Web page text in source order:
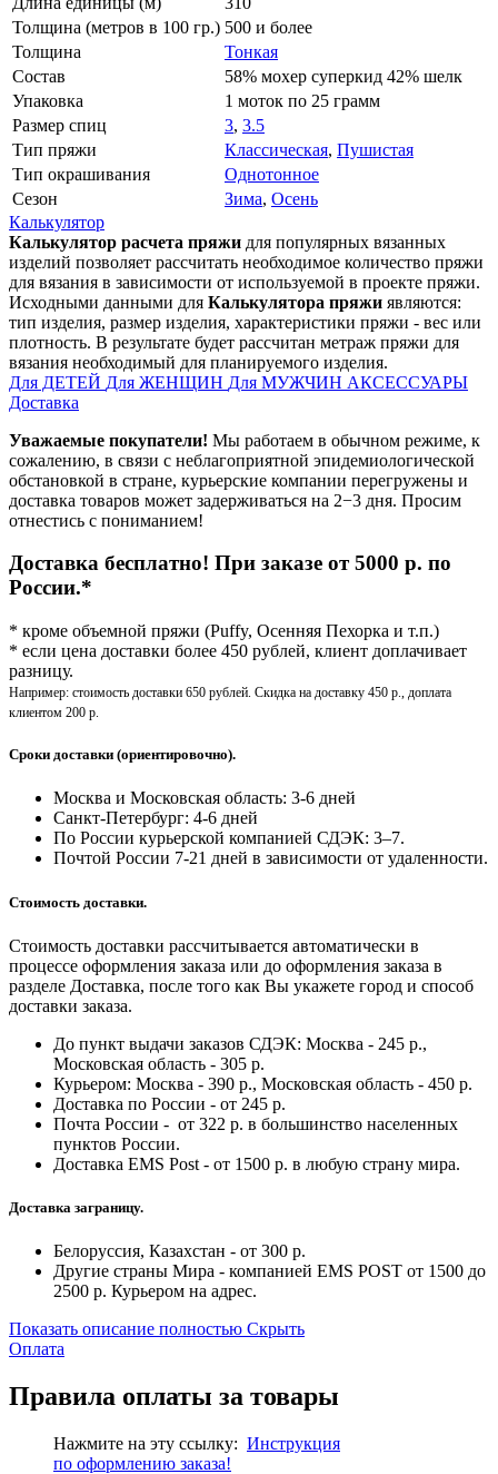
Толщина (метров в 100 гр.) 500 и более
Толщина
Тонкая
Состав
58% мохер суперкид 42% шелк
Упаковка
1 моток по 25 грамм
Размер спиц
3, 3.5
Тип пряжи
Классическая, Пушистая
Тип окрашивания
Однотонное
Сезон
Зима, Осень
Калькулятор
Калькулятор расчета пряжи для популярных вязанных
изделий позволяет рассчитать необходимое количество пряжи
для вязания в зависимости от используемой в проекте пряжи.
Исходными данными для Калькулятора пряжи являются:
тип изделия, размер изделия, характеристики пряжи - вес или
плотность. В результате будет рассчитан метраж пряжи для
вязания необходимый для планируемого изделия.
Для ДЕТЕЙ Для ЖЕНЩИН Для МУЖЧИН АКСЕССУАРЫ
Доставка
Уважаемые покупатели! Мы работаем в обычном режиме, к
сожалению, в связи с неблагоприятной эпидемиологической
обстановкой в стране, курьерские компании перегружены и
доставка товаров может задерживаться на 2−3 дня. Просим
отнестись с пониманием!
Доставка бесплатно! При заказе от 5000 р. по
России.*
* кроме объемной пряжи (Puffy, Осенняя Пехорка и т.п.)
* если цена доставки более 450 рублей, клиент доплачивает
разницу.
Например: стоимость доставки 650 рублей. Скидка на доставку 450 р., доплата
клиентом 200 р.
Сроки доставки (ориентировочно).
Москва и Московская область: 3-6 дней
Санкт-Петербург: 4-6 дней
По России курьерской компанией СДЭК: 3–7.
Почтой России 7-21 дней в зависимости от удаленности.
Стоимость доставки.
Стоимость доставки рассчитывается автоматически в
процессе оформления заказа или до оформления заказа в
разделе Доставка, после того как Вы укажете город и способ
доставки заказа.
До пункт выдачи заказов СДЭК: Москва - 245 р.,
Московская область - 305 р.
Курьером: Москва - 390 р., Московская область - 450 р.
Доставка по России - от 245 р.
Почта России - от 322 р. в большинство населенных
пунктов России.
Доставка EMS Post - от 1500 р. в любую страну мира.
Доставка заграницу.
Белоруссия, Казахстан - от 300 р.
Другие страны Мира - компанией EMS POST от 1500 до
2500 р. Курьером на адрес.
Показать описание полностью Скрыть
Оплата
Правила оплаты за товары
Нажмите на эту ссылку: Инструкция
по оформлению заказа!